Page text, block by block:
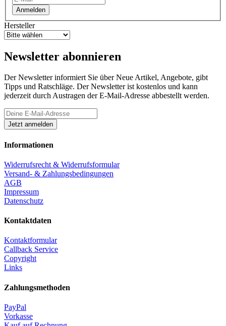
Anmelden
Hersteller
Newsletter abonnieren
Der Newsletter informiert Sie über Neue Artikel, Angebote, gibt
Tipps und Ratschläge. Der Newsletter ist kostenlos und kann
jederzeit durch Austragen der E-Mail-Adresse abbestellt werden.
Informationen
Widerrufsrecht & Widerrufsformular
Versand- & Zahlungsbedingungen
AGB
Impressum
Datenschutz
Kontaktdaten
Kontaktformular
Callback Service
Copyright
Links
Zahlungsmethoden
PayPal
Vorkasse